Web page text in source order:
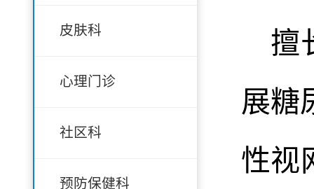
皮肤科
心理门诊
社区科
预防保健科
擅
展糖
性视